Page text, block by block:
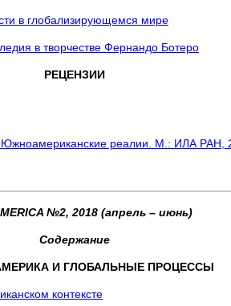
в глобализирующемся мире
в творчестве Фернандо Ботеро
РЕЦЕНЗИИ
Южноамериканские реалии. М.: ИЛА РАН,
№2, 2018 (апрель – июнь)
Содержание
И ГЛОБАЛЬНЫЕ ПРОЦЕССЫ
контексте